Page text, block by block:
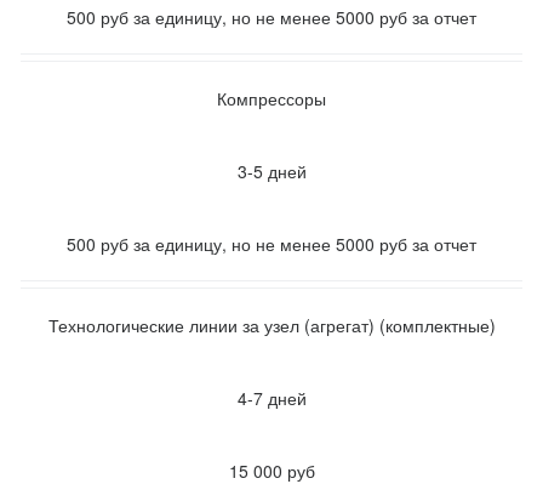
500 руб за единицу, но не менее 5000 руб за отчет
Компрессоры
3-5 дней
500 руб за единицу, но не менее 5000 руб за отчет
Технологические линии за узел (агрегат) (комплектные)
4-7 дней
15 000 руб